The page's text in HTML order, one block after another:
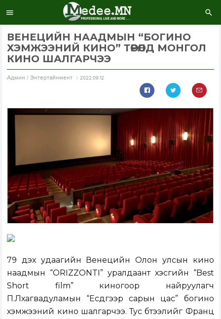
ВЕНЕЦИЙН НААДМЫН “БОГИНО
ХЭМЖЭЭНИЙ КИНО” ТӨРӨЛД МОНГОЛ
КИНО ШАЛГАРЧЭЭ
Aдмин / Энтертайнмент 2022.09.12
79 дэх удаагийн Венецийн Олон улсын кино
наадмын “ORIZZONTI” уралдаант хэсгийн “Best
Short film” киногоор найруулагч
П.Лхагвадуламын “Есдүгээр сарын цас” богино
хэмжээний кино шалгарчээ. Тус бүтээлийг Франц